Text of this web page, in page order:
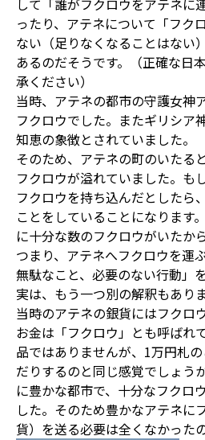
して「誰がフクロウをアテネに
ったり、アテネについて「フク
ない（足りなくなることはない
あるのだそうです。（正確な日
承ください）
当時、アテネの都市の守護女神
フクロウでした。またギリシア
知恵の象徴とされていました。
そのため、アテネの町のいたる
フクロウが溢れていました。も
フクロウを持ち込んだとしたら
ことをしていることになります
に十分な数のフクロウがいたから
つまり、アテネへフクロウを運
無駄なこと、必要のない行動」
実は、もう一つ別の解釈もありま
当時のアテネの銀貨にはフクロ
お金は「フクロウ」とも呼ばれ
品ではありませんが、1万円札
だりするのと同じ感覚でしょう
に豊かな都市で、十分なフクロ
した。そのため豊かなアテネに
貨）を送る必要は全くなかったの